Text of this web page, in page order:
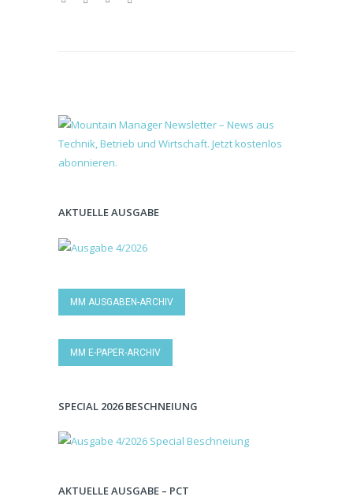
AKTUELLE AUSGABE
MM AUSGABEN-ARCHIV
MM E-PAPER-ARCHIV
SPECIAL 2026 BESCHNEIUNG
AKTUELLE AUSGABE – PCT